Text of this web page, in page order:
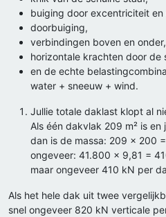
buiging door excentriciteit en
doorbuiging,
verbindingen boven en onder,
horizontale krachten door de
en de echte
water + sneeuw + wind.
Jullie totale daklast klopt al
Als één dakvlak 209 m² is
dan is de massa: 209 × 200
ongeveer: 41.800 × 9,81 =
maar ongeveer 410 kN per
Als het hele dak uit twee
snel ongeveer 820 kN verticale